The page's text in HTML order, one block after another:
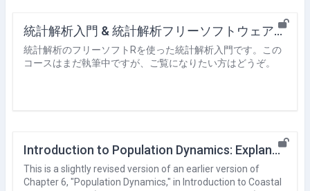
統計解析入門 & 統計解析フリーソフトウェアRの使い方
統計解析のフリーソフトRを使った統計解析入門です。この
コースはまだ執筆中ですが、ご覧になりたい方はどうぞ。
Introduction to Population Dynamics: Explanation of Basic Mathematical Models
This is a slightly revised version of an earlier version of
Chapter 6, "Population Dynamics," in Introduction to Coastal